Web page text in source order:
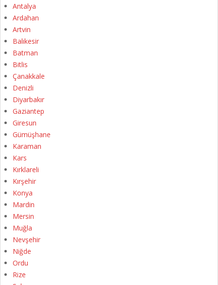
Antalya
Ardahan
Artvin
Balıkesir
Batman
Bitlis
Çanakkale
Denizli
Diyarbakır
Gaziantep
Giresun
Gümüşhane
Karaman
Kars
Kırklareli
Kırşehir
Konya
Mardin
Mersin
Muğla
Nevşehir
Niğde
Ordu
Rize